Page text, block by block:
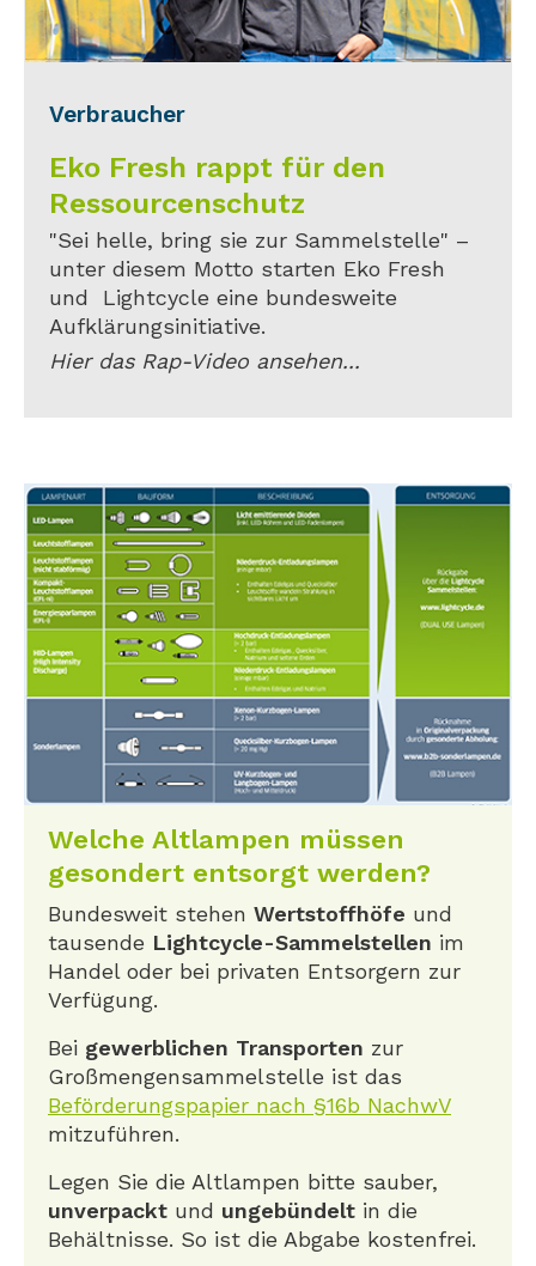
Verbraucher
Eko Fresh rappt für den
Ressourcenschutz
"Sei helle, bring sie zur Sammelstelle" –
unter diesem Motto starten Eko Fresh
und Lightcycle eine bundesweite
Aufklärungsinitiative.
Hier das Rap-Video ansehen...
Welche Altlampen müssen
gesondert entsorgt werden?
Bundesweit stehen Wertstoffhöfe und
tausende Lightcycle-Sammelstellen im
Handel oder bei privaten Entsorgern zur
Verfügung.
Bei gewerblichen Transporten zur
Großmengensammelstelle ist das
Beförderungspapier nach §16b NachwV
mitzuführen.
Legen Sie die Altlampen bitte sauber,
unverpackt und ungebündelt in die
Behältnisse. So ist die Abgabe kostenfrei.